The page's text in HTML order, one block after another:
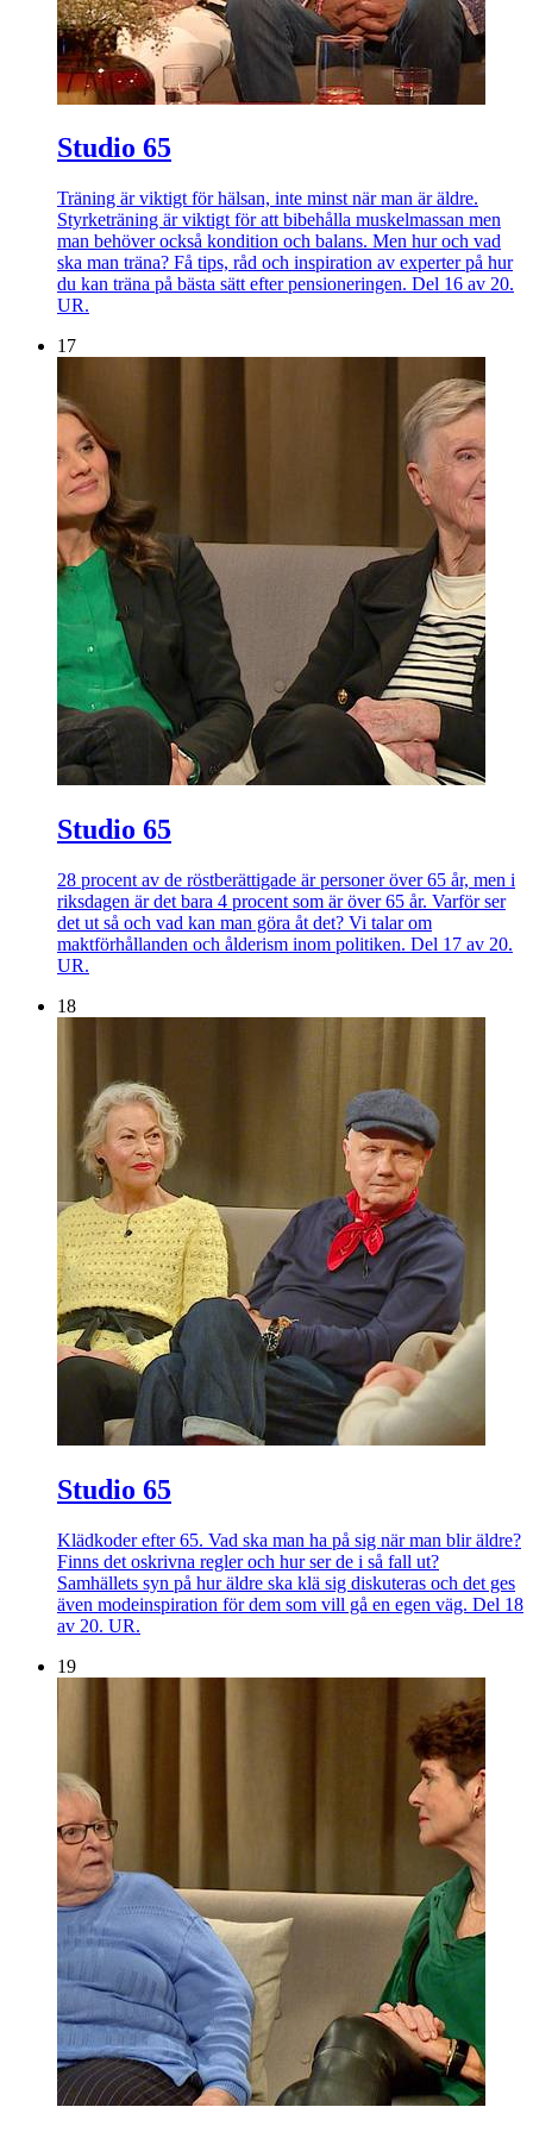
Studio 65
Träning är viktigt för hälsan, inte minst när man är äldre.
Styrketräning är viktigt för att bibehålla muskelmassan men
man behöver också kondition och balans. Men hur och vad
ska man träna? Få tips, råd och inspiration av experter på hur
du kan träna på bästa sätt efter pensioneringen. Del 16 av 20.
UR.
17
Studio 65
28 procent av de röstberättigade är personer över 65 år, men i
riksdagen är det bara 4 procent som är över 65 år. Varför ser
det ut så och vad kan man göra åt det? Vi talar om
maktförhållanden och ålderism inom politiken. Del 17 av 20.
UR.
18
Studio 65
Klädkoder efter 65. Vad ska man ha på sig när man blir äldre?
Finns det oskrivna regler och hur ser de i så fall ut?
Samhällets syn på hur äldre ska klä sig diskuteras och det ges
även modeinspiration för dem som vill gå en egen väg. Del 18
av 20. UR.
19